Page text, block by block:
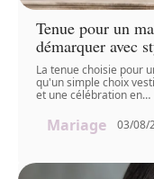
Tenue pour un
démarquer avec
La tenue choisie pour
qu'un simple choix
et une célébration en…
Mariage 03/08/